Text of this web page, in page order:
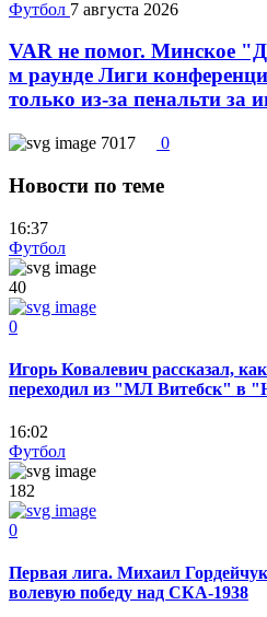
Футбол 7 августа 2026
VAR не помог. Минское
м раунде Лиги
только из-за пенальти за
7017 0
Новости по теме
16:37
Футбол
40
0
Игорь Ковалевич рассказал,
переходил из "МЛ Витебск" в
16:02
Футбол
182
0
Первая лига. Михаил
волевую победу над СКА-1938